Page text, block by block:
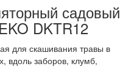
садовый
DKTR12
для скашивания травы в
вдоль заборов, клумб,